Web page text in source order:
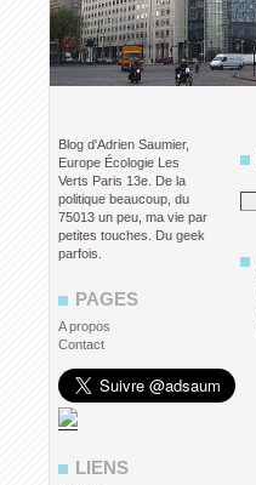
Blog d'Adrien Saumier,
Europe Écologie Les
Verts Paris 13e. De la
politique beaucoup, du
75013 un peu, ma vie par
petites touches. Du geek
parfois.
PAGES
A propos
Contact
LIENS